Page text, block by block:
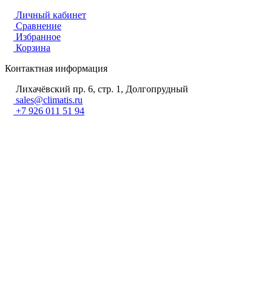
Личный кабинет
Сравнение
Избранное
Корзина
Контактная информация
Лихачёвский пр. 6, стр. 1, Долгопрудный
sales@climatis.ru
+7 926 011 51 94